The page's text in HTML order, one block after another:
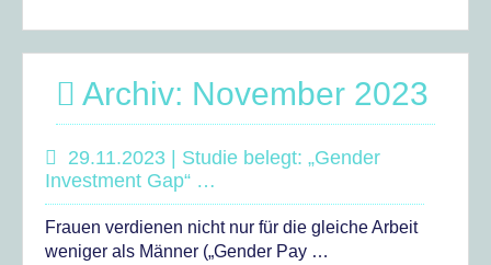
Archiv: November 2023
29.11.2023 | Studie belegt: „Gender
Investment Gap“ …
Frauen verdienen nicht nur für die gleiche Arbeit
weniger als Männer („Gender Pay …